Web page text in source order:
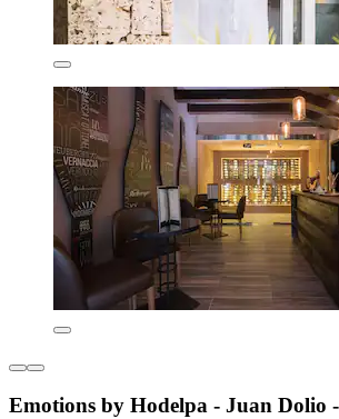
Emotions by Hodelpa - Juan Dolio